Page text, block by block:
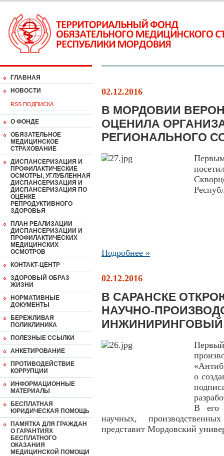
ГЛАВНАЯ
НОВОСТИ
RSS ПОДПИСКА
О ФОНДЕ
ОБЯЗАТЕЛЬНОЕ
МЕДИЦИНСКОЕ
СТРАХОВАНИЕ
ДИСПАНСЕРИЗАЦИЯ И
ПРОФИЛАКТИЧЕСКИЕ
ОСМОТРЫ, УГЛУБЛЕННАЯ
ДИСПАНСЕРИЗАЦИЯ И
ДИСПАНСЕРИЗАЦИЯ ПО
ОЦЕНКЕ
РЕПРОДУКТИВНОГО
ЗДОРОВЬЯ
ПЛАН РЕАЛИЗАЦИИ
ДИСПАНСЕРИЗАЦИИ И
ПРОФИЛАКТИЧЕСКИХ
МЕДИЦИНСКИХ
ОСМОТРОВ
КОНТАКТ-ЦЕНТР
ЗДОРОВЫЙ ОБРАЗ
ЖИЗНИ
НОРМАТИВНЫЕ
ДОКУМЕНТЫ
БЕРЕЖЛИВАЯ
ПОЛИКЛИНИКА
ПОЛЕЗНЫЕ ССЫЛКИ
АНКЕТИРОВАНИЕ
ПРОТИВОДЕЙСТВИЕ
КОРРУПЦИИ
ИНФОРМАЦИОННЫЕ
МАТЕРИАЛЫ
БЕСПЛАТНАЯ
ЮРИДИЧЕСКАЯ ПОМОЩЬ
ПАМЯТКА ДЛЯ ГРАЖДАН
О ГАРАНТИЯХ
БЕСПЛАТНОГО
ОКАЗАНИЯ
МЕДИЦИНСКОЙ ПОМОЩИ
02.12.2016
В МОРДОВИИ
ОЦЕНИЛА
РЕГИОНАЛЬНОГО
Подробнее »
02.12.2016
В САРАНСКЕ
НАУЧНО-
ИНЖИНИРИНГОВЫЙ
о
В его
научных,
представит Мордовский